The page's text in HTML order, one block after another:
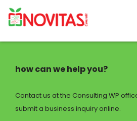
how can we help you?
Contact us at the Consulting WP
submit a business inquiry online.